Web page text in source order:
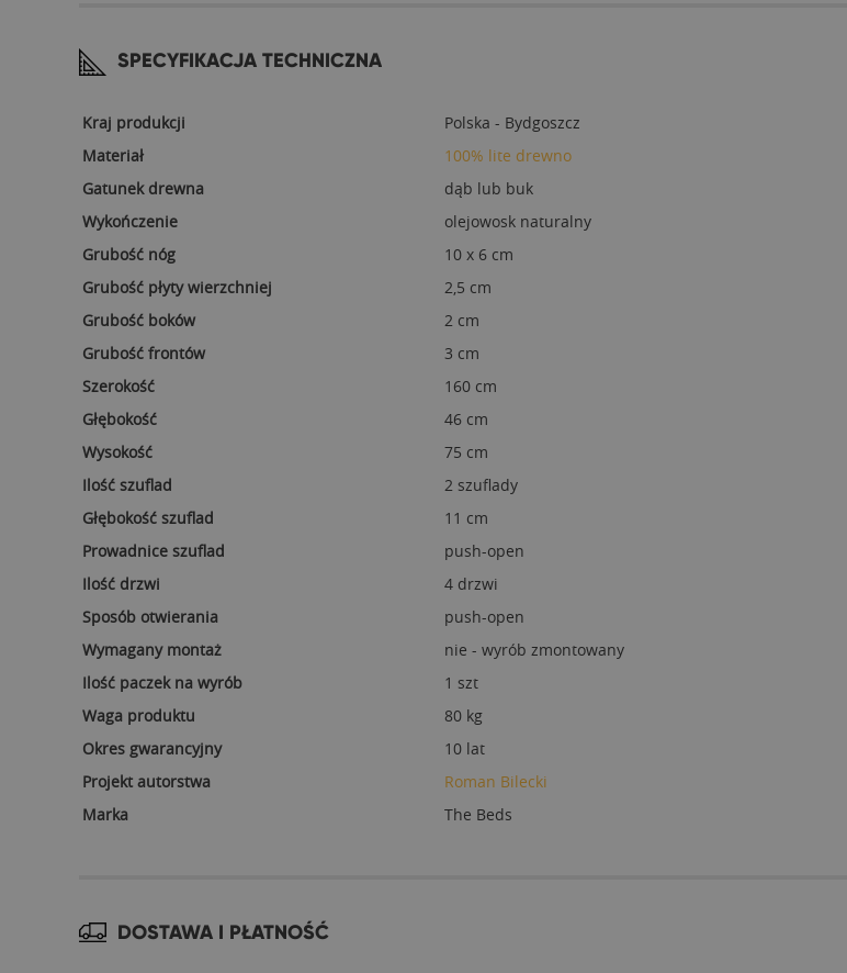
SPECYFIKACJA TECHNICZNA
Kraj produkcji
Polska - Bydgoszcz
Materiał
100% lite drewno
Gatunek drewna
dąb lub buk
Wykończenie
olejowosk naturalny
Grubość nóg
10 x 6 cm
Grubość płyty wierzchniej
2,5 cm
Grubość boków
2 cm
Grubość frontów
3 cm
Szerokość
160 cm
Głębokość
46 cm
Wysokość
75 cm
Ilość szuflad
2 szuflady
Głębokość szuflad
11 cm
Prowadnice szuflad
push-open
Ilość drzwi
4 drzwi
Sposób otwierania
push-open
Wymagany montaż
nie - wyrób zmontowany
Ilość paczek na wyrób
1 szt
Waga produktu
80 kg
Okres gwarancyjny
10 lat
Projekt autorstwa
Roman Bilecki
Marka
The Beds
DOSTAWA I PŁATNOŚĆ